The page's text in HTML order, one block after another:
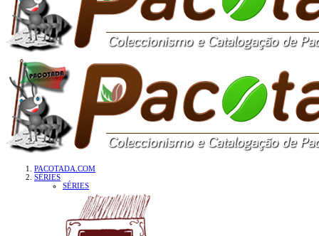
PACOTADA.COM
SÉRIES
SÉRIES